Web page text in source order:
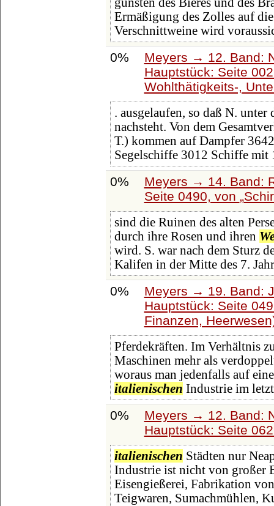
Ermäßigung des Zolles auf
Verschnittweine wird
0%
Meyers → 12. Band:
Hauptstück: Seite
Wohlthätigkeits-,
. ausgelaufen, so daß N. unter
nachsteht. Von dem
T.) kommen auf Dampfer
Segelschiffe 3012 Schiffe mit
0%
Meyers → 14. Band:
Seite 0490, von
sind die Ruinen des alten
durch ihre Rosen und ihren
wird. S. war nach dem Sturz
Kalifen in der Mitte des 7.
0%
Meyers → 19. Band:
Hauptstück: Seite
Finanzen,
Pferdekräften. Im Verhältnis
Maschinen mehr als
woraus man jedenfalls auf
italienischen Industrie im
0%
Meyers → 12. Band:
Hauptstück: Seite
italienischen Städten nur
Industrie ist nicht von großer
Eisengießerei, Fabrikation
Teigwaren, Sumachmühlen,